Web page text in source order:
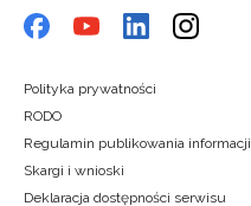
Polityka prywatności
RODO
Regulamin publikowania informacji
Skargi i wnioski
Deklaracja dostępności serwisu